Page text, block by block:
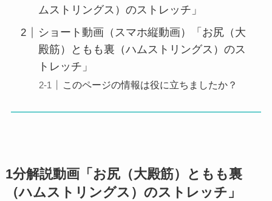
ムストリングス）のストレッチ」
ショート動画（スマホ縦動画）「お尻（大
殿筋）ともも裏（ハムストリングス）のス
トレッチ」
このページの情報は役に立ちましたか？
1分解説動画「お尻（大殿筋）ともも裏
（ハムストリングス）のストレッチ」